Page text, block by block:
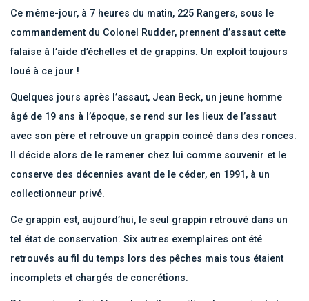
Ce même-jour, à 7 heures du matin, 225 Rangers, sous le
commandement du Colonel Rudder, prennent d’assaut cette
falaise à l’aide d’échelles et de grappins. Un exploit toujours
loué à ce jour !
Quelques jours après l’assaut, Jean Beck, un jeune homme
âgé de 19 ans à l’époque, se rend sur les lieux de l’assaut
avec son père et retrouve un grappin coincé dans des ronces.
Il décide alors de le ramener chez lui comme souvenir et le
conserve des décennies avant de le céder, en 1991, à un
collectionneur privé.
Ce grappin est, aujourd’hui, le seul grappin retrouvé dans un
tel état de conservation. Six autres exemplaires ont été
retrouvés au fil du temps lors des pêches mais tous étaient
incomplets et chargés de concrétions.